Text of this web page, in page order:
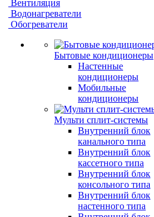
Вентиляция
Водонагреватели
Обогреватели
Бытовые кондиционеры
Настенные
кондиционеры
Мобильные
кондиционеры
Мульти сплит-системы
Внутренний блок
канального типа
Внутренний блок
кассетного типа
Внутренний блок
консольного типа
Внутренний блок
настенного типа